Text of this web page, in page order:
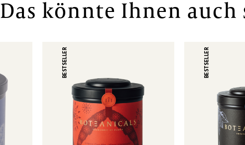
Das könnte Ihnen auch
BESTSELLER BESTSELLER